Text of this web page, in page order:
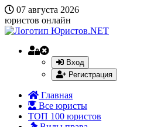
07 августа 2026
юристов онлайн
Вход
Регистрация
Главная
Все юристы
ТОП 100 юристов